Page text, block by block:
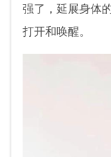
强了，延展身体
打开和唤醒。